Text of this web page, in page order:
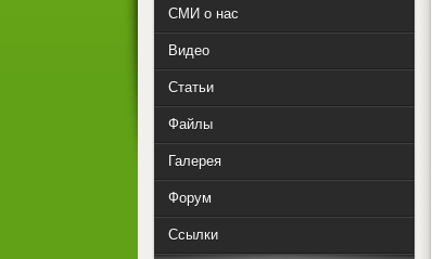
СМИ о нас
Видео
Статьи
Файлы
Галерея
Форум
Ссылки